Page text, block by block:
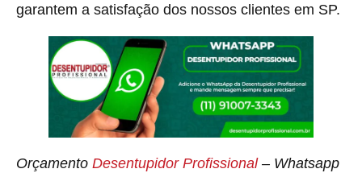
garantem a satisfação dos nossos clientes em SP.
Orçamento Desentupidor Profissional– Whatsapp